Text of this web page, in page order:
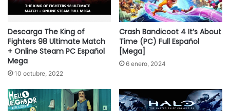
Descarga The King of
Fighters 98 Ultimate Match
+ Online Steam PC Español
Mega
10 octubre, 2022
Crash Bandicoot 4 It’s About
Time (PC) Full Español
[Mega]
6 enero, 2024